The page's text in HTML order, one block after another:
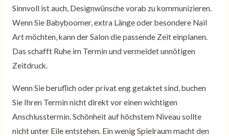
Sinnvoll ist auch, Designwünsche vorab zu kommunizieren.
Wenn Sie Babyboomer, extra Länge oder besondere Nail
Art möchten, kann der Salon die passende Zeit einplanen.
Das schafft Ruhe im Termin und vermeidet unnötigen
Zeitdruck.
Wenn Sie beruflich oder privat eng getaktet sind, buchen
Sie Ihren Termin nicht direkt vor einen wichtigen
Anschlusstermin. Schönheit auf höchstem Niveau sollte
nicht unter Eile entstehen. Ein wenig Spielraum macht den